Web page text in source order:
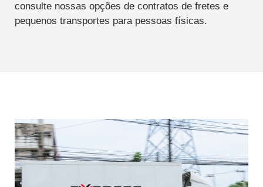
consulte nossas opções de contratos de fretes e
pequenos transportes para pessoas físicas.